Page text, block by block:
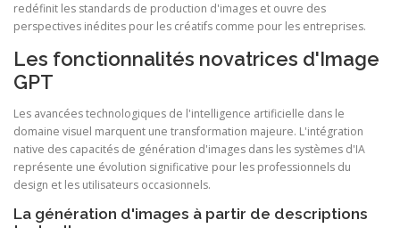
redéfinit les standards de production d'images et ouvre des
perspectives inédites pour les créatifs comme pour les entreprises.
Les fonctionnalités novatrices d'Image
GPT
Les avancées technologiques de l'intelligence artificielle dans le
domaine visuel marquent une transformation majeure. L'intégration
native des capacités de génération d'images dans les systèmes d'IA
représente une évolution significative pour les professionnels du
design et les utilisateurs occasionnels.
La génération d'images à partir de descriptions